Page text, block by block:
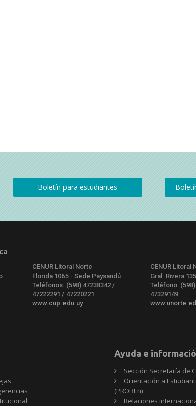
CENUR Litoral Norte
Florida 1065 - Sede Paysandú
Teléfonos: (598) 47238342 /
47222291 / 47220221
www.cup.edu.uy
CENUR Litoral
Gral. Rivera
Teléfono:
47329149
Ayuda e
Sección Secretaría de
Orientación a
(PROREn)
Relaciones